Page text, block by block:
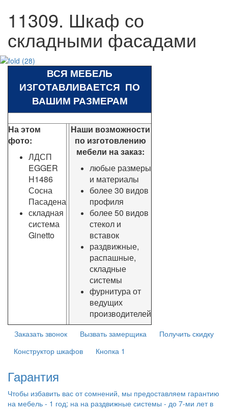
11309. Шкаф со
складными фасадами
ВСЯ МЕБЕЛЬ
ИЗГОТАВЛИВАЕТСЯ ПО
ВАШИМ РАЗМЕРАМ
На этом
фото:
ЛДСП
EGGER
H1486
Сосна
Пасадена
складная
система
Ginetto
Наши возможности
по изготовлению
мебели на заказ:
любые размеры
и материалы
более 30 видов
профиля
более 50 видов
стекол и
вставок
раздвижные,
распашные,
складные
системы
фурнитура от
ведущих
производителей
Заказать звонок Вызвать замерщика
Получить скидку
Конструктор шкафов
Кнопка 1
Гарантия
Чтобы избавить вас от сомнений, мы предоставляем гарантию
на мебель - 1 год; на на раздвижные системы - до 7-ми лет в